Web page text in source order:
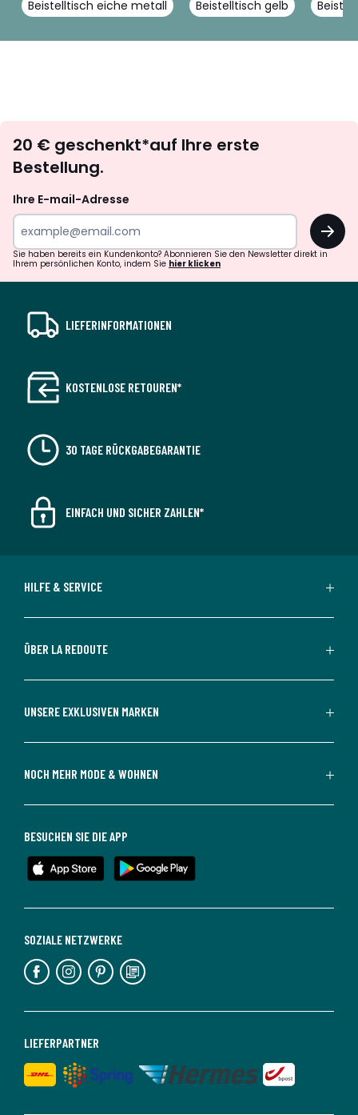
Beistelltisch eiche metall Beistelltisch gelb
abonnieren
20 € geschenkt*auf Ihre erste
Bestellung.
Ihre E-mail-Adresse
OK
Sie haben bereits ein Kundenkonto? Abonnieren Sie den Newsletter direkt in
Ihrem persönlichen Konto, indem Sie hier klicken
LIEFERINFORMATIONEN
KOSTENLOSE RETOUREN*
30 TAGE RÜCKGABEGARANTIE
EINFACH UND SICHER ZAHLEN*
HILFE & SERVICE
ÜBER LA REDOUTE
UNSERE EXKLUSIVEN MARKEN
NOCH MEHR MODE & WOHNEN
LIEFERPARTNER
SOZIALE NETZWERKE
BESUCHEN SIE DIE APP